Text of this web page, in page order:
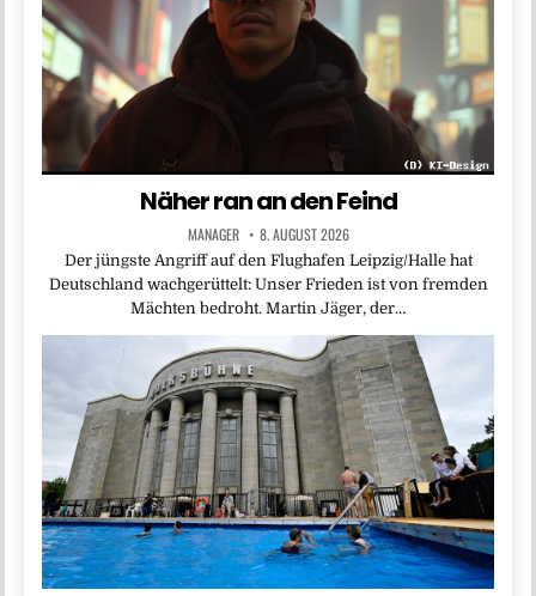
Näher ran an den Feind
MANAGER 8. AUGUST 2026
Der jüngste Angriff auf den Flughafen Leipzig/Halle hat
Deutschland wachgerüttelt: Unser Frieden ist von fremden
Mächten bedroht. Martin Jäger, der…